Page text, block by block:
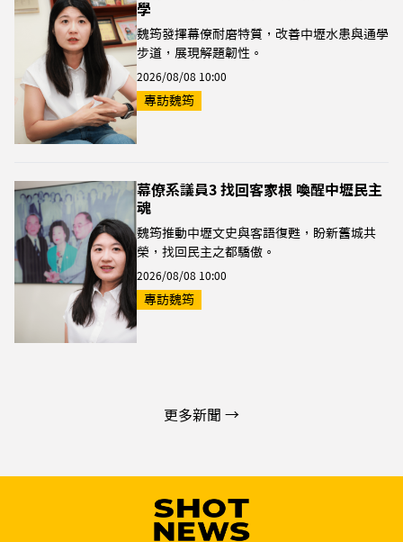
學
魏筠發揮幕僚耐磨特質，改善中壢水患與通學
步道，展現解題韌性。
2026/08/08 10:00
專訪魏筠
幕僚系議員3 找回客家根 喚醒中壢民主
魂
魏筠推動中壢文史與客語復甦，盼新舊城共
榮，找回民主之都驕傲。
2026/08/08 10:00
專訪魏筠
更多新聞 →